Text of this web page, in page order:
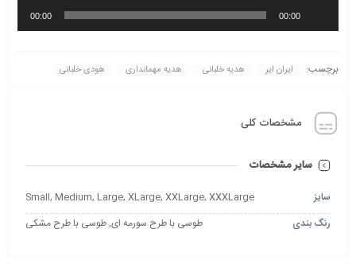
صوت
00:00
00:00
برچسب: ایران ایر هدیه خلبانی هدیه مهمانداری هودی خلبانی
مشخصات کلی
سایر مشخصات
سایز
Small, Medium, Large, XLarge, XXLarge, XXXLarge
رنگ بندی
طوسی با طرح سورمه ای, طوسی با طرح مشکی